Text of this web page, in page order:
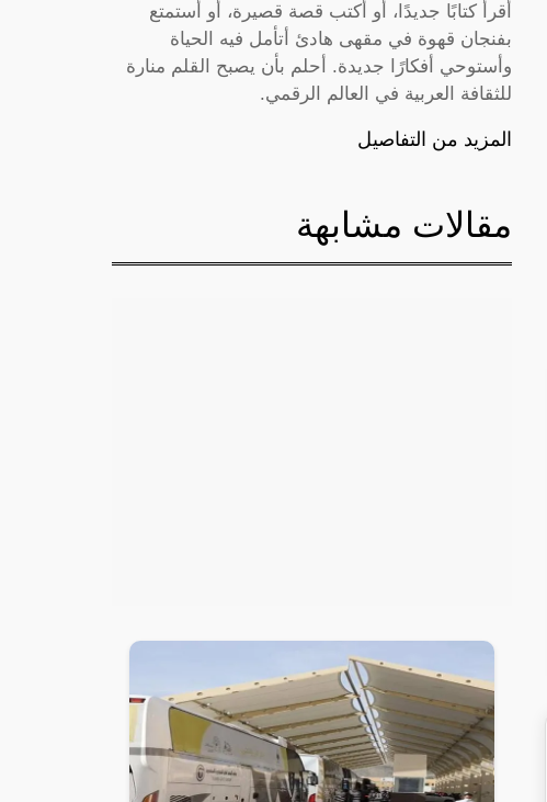
أقرأ كتابًا جديدًا، أو أكتب قصة قصيرة، أو أستمتع
بفنجان قهوة في مقهى هادئ أتأمل فيه الحياة
وأستوحي أفكارًا جديدة. أحلم بأن يصبح القلم منارة
للثقافة العربية في العالم الرقمي.
المزيد من التفاصيل
مقالات مشابهة